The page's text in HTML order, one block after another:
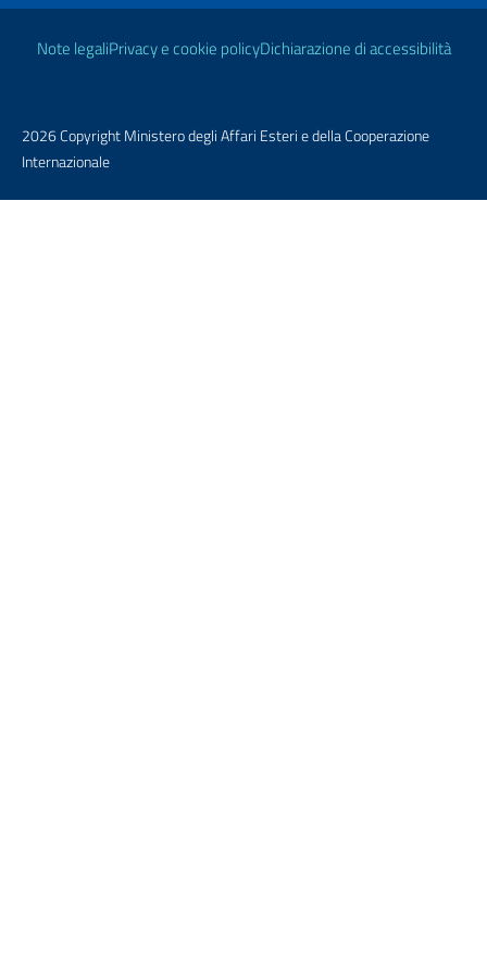
Link Utili
Note legaliPrivacy e cookie policyDichiarazione di accessibilità
2026 Copyright Ministero degli Affari Esteri e della Cooperazione
Internazionale